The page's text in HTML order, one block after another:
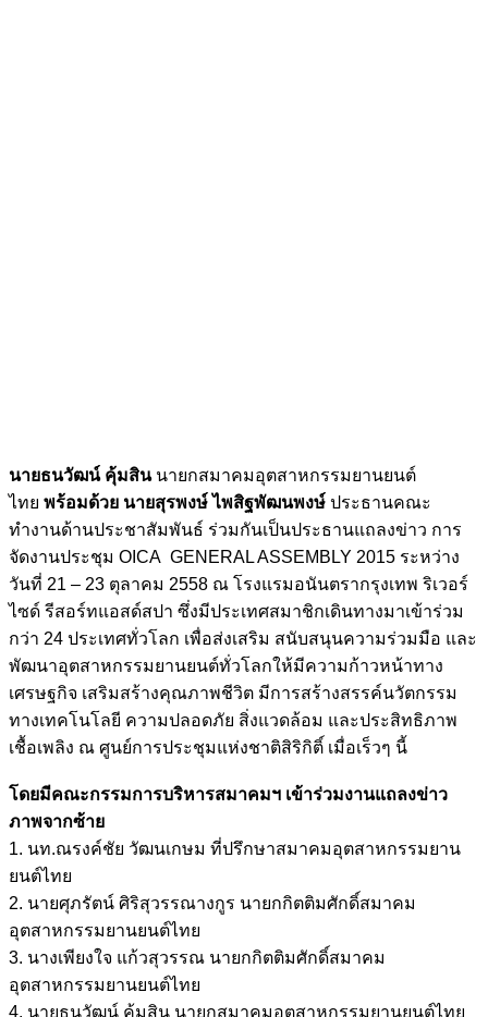
นายธนวัฒน์ คุ้มสิน นายกสมาคมอุตสาหกรรมยานยนต์
ไทย พร้อมด้วย นายสุรพงษ์ ไพสิฐพัฒนพงษ์ ประธานคณะ
ทำงานด้านประชาสัมพันธ์ ร่วมกันเป็นประธานแถลงข่าว การ
จัดงานประชุม OICA GENERAL ASSEMBLY 2015 ระหว่าง
วันที่ 21 – 23 ตุลาคม 2558 ณ โรงแรมอนันตรากรุงเทพ ริเวอร์
ไซด์ รีสอร์ทแอสด์สปา ซึ่งมีประเทศสมาชิกเดินทางมาเข้าร่วม
กว่า 24 ประเทศทั่วโลก เพื่อส่งเสริม สนับสนุนความร่วมมือ และ
พัฒนาอุตสาหกรรมยานยนต์ทั่วโลกให้มีความก้าวหน้าทาง
เศรษฐกิจ เสริมสร้างคุณภาพชีวิต มีการสร้างสรรค์นวัตกรรม
ทางเทคโนโลยี ความปลอดภัย สิ่งแวดล้อม และประสิทธิภาพ
เชื้อเพลิง ณ ศูนย์การประชุมแห่งชาติสิริกิติ์ เมื่อเร็วๆ นี้
โดยมีคณะกรรมการบริหารสมาคมฯ เข้าร่วมงานแถลงข่าว
ภาพจากซ้าย
1. นท.ณรงค์ชัย วัฒนเกษม ที่ปรึกษาสมาคมอุตสาหกรรมยาน
ยนต์ไทย
2. นายศุภรัตน์ ศิริสุวรรณางกูร นายกกิตติมศักดิ์สมาคม
อุตสาหกรรมยานยนต์ไทย
3. นางเพียงใจ แก้วสุวรรณ นายกกิตติมศักดิ์สมาคม
อุตสาหกรรมยานยนต์ไทย
4. นายธนวัฒน์ คุ้มสิน นายกสมาคมอุตสาหกรรมยานยนต์ไทย